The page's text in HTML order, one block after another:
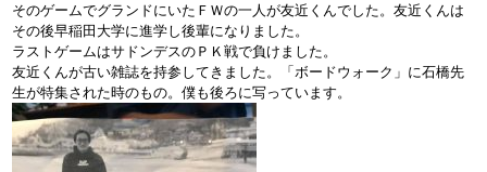
そのゲームでグランドにいたＦＷの一人が友近くんでした。友近くんは
その後早稲田大学に進学し後輩になりました。
ラストゲームはサドンデスのＰＫ戦で負けました。
友近くんが古い雑誌を持参してきました。「ボードウォーク」に石橋先
生が特集された時のもの。僕も後ろに写っています。